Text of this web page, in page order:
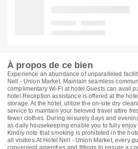
À propos de ce bien
Experience an abundance of unparalleled
Nell - Union Market. Maintain seamless
complimentary Wi-Fi at hotel.Guests can avail
hotel.Reception assistance is offered at the
storage. At the hotel, utilize the on-site dry
service to maintain your beloved travel attire
fewer clothes. During leisurely days and
as daily housekeeping enable you to fully
Kindly note that smoking is prohibited in the
all visitors.At Hotel Nell - Union Market, every